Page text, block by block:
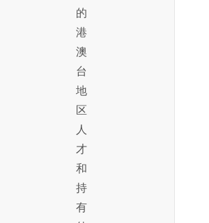
的
港
澳
台
地
区
人
才
和
持
有